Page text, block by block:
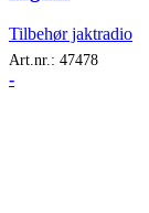
Tilbehør jaktradio
Art.nr.: 47478
-